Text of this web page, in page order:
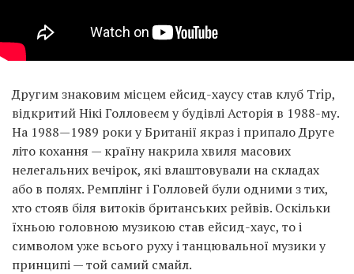
Другим знаковим місцем ейсид-хаусу став клуб Trip,
відкритий Нікі Голловеєм у будівлі Асторія в 1988-му.
На 1988—1989 роки у Британії якраз і припало Друге
літо кохання — країну накрила хвиля масових
нелегальних вечірок, які влаштовували на складах
або в полях. Ремплінг і Голловей були одними з тих,
хто стояв біля витоків британських рейвів. Оскільки
їхньою головною музикою став ейсид-хаус, то і
символом уже всього руху і танцювальної музики у
принципі — той самий смайл.